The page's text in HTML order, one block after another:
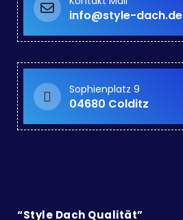
info@style-dach.de
Sophienplatz 9
04680 Colditz
“Style Dach Qualität”